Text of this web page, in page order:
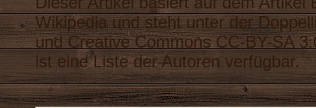
Wikipediaund steht unter der
undCreative Commons CC-BY-SA
ist eineListe der Autoren verfügbar.